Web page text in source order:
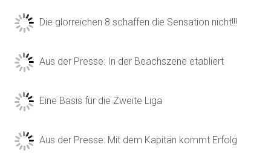
Die glorreichen 8 schaffen die Sensation nicht!!!
Aus der Presse: In der Beachszene etabliert
Eine Basis für die Zweite Liga
Aus der Presse: Mit dem Kapitän kommt Erfolg